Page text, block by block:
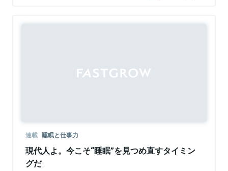
連載 睡眠と仕事力
現代人よ。今こそ“睡眠”を見つめ直すタイミン
グだ